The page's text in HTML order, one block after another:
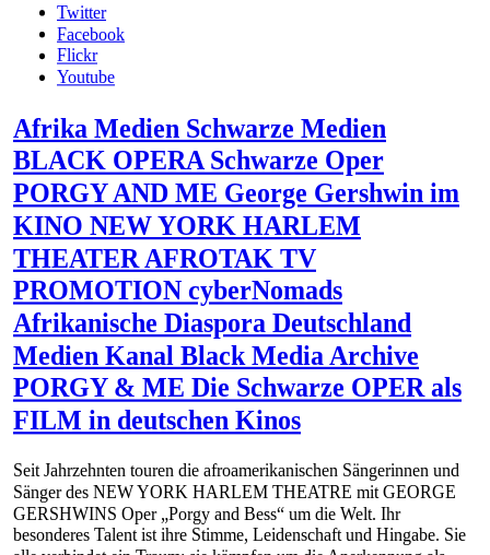
Twitter
Facebook
Flickr
Youtube
Afrika Medien Schwarze Medien
BLACK OPERA Schwarze Oper
PORGY AND ME George Gershwin im
KINO NEW YORK HARLEM
THEATER AFROTAK TV
PROMOTION cyberNomads
Afrikanische Diaspora Deutschland
Medien Kanal Black Media Archive
PORGY & ME Die Schwarze OPER als
FILM in deutschen Kinos
Seit Jahrzehnten touren die afroamerikanischen Sängerinnen und
Sänger des NEW YORK HARLEM THEATRE mit GEORGE
GERSHWINS Oper „Porgy and Bess“ um die Welt. Ihr
besonderes Talent ist ihre Stimme, Leidenschaft und Hingabe. Sie